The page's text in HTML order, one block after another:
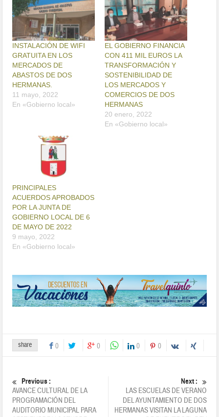
INSTALACIÓN DE WIFI
GRATUITA EN LOS
MERCADOS DE
ABASTOS DE DOS
HERMANAS.
11 mayo, 2022
En «Gobierno local»
EL GOBIERNO FINANCIA
CON 411 MIL EUROS LA
TRANSFORMACIÓN Y
SOSTENIBILIDAD DE
LOS MERCADOS Y
COMERCIOS DE DOS
HERMANAS
20 enero, 2022
En «Gobierno local»
PRINCIPALES
ACUERDOS APROBADOS
POR LA JUNTA DE
GOBIERNO LOCAL DE 6
DE MAYO DE 2022
9 mayo, 2022
En «Gobierno local»
share 0 0 0 0
Previous :
AVANCE CULTURAL DE LA
PROGRAMACIÓN DEL
AUDITORIO MUNICIPAL PARA
Next :
LAS ESCUELAS DE VERANO
DEL AYUNTAMIENTO DE DOS
HERMANAS VISITAN LA LAGUNA